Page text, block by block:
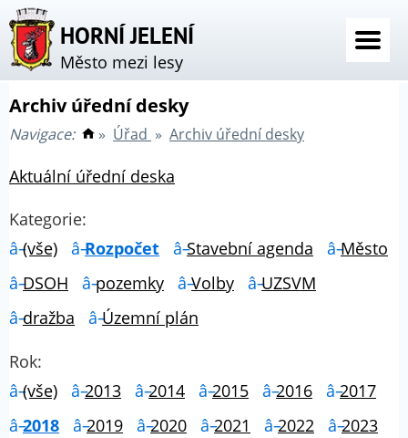
HORNÍ JELENÍ
Město mezi lesy
Archiv úřední desky
Navigace: » Úřad » Archiv úřední desky
Aktuální úřední deska
Kategorie:
(vše)
Rozpočet Stavební agenda
Město
DSOH
pozemky Volby
UZSVM
dražba
Územní plán
Rok:
(vše)
2013 2014 2015 2016
2017
2018
2019 2020 2021 2022
2023